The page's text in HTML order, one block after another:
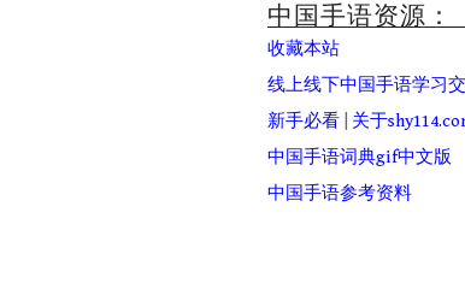
中国手语资源：
收藏本站
线上线下中国手语学习
新手必看
关于
中国手语词典gif中文版
中国手语参考资料